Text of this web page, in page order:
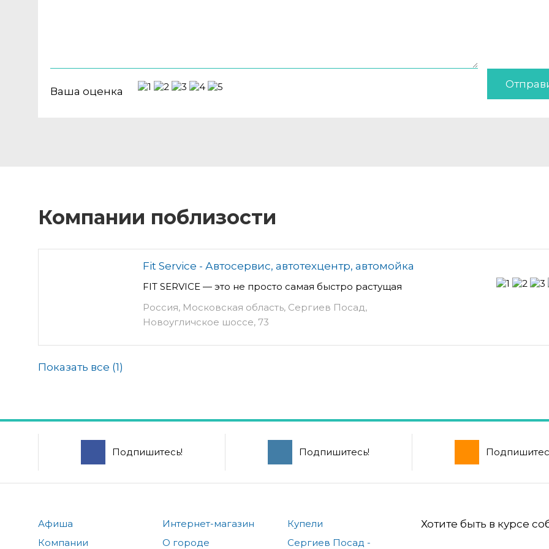
Ваша оценка
Компании поблизости
Fit Service - Автосервис, автотехцентр, автомойка
FIT SERVICE — это не просто самая быстро растущая
Россия, Московская область, Сергиев Посад,
Новоугличское шоссе, 73
Показать все (1)
Подпишитесь! Подпишитесь!
Афиша
Компании
Интернет-магазин
О городе
Купели
Сергиев Посад -
Хотите быть в курсе